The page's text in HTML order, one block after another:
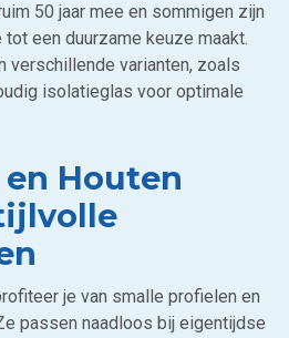
50 jaar mee en sommigen zijn
een duurzame keuze maakt.
verschillende varianten, zoals
isolatieglas voor optimale
Houten
je van smalle profielen en
passen naadloos bij eigentijdse